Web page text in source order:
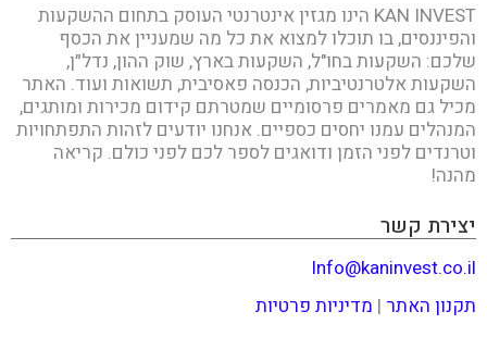
KAN INVEST הינו מגזין אינטרנטי העוסק בתחום ההשקעות
והפיננסים, בו תוכלו למצוא את כל מה שמעניין את הכסף
שלכם: השקעות בחו"ל, השקעות בארץ, שוק ההון, נדל״ן,
השקעות אלטרנטיביות, הכנסה פאסיבית, תשואות ועוד. האתר
מכיל גם מאמרים פרסומיים שמטרתם קידום מכירות ומותגים,
המנהלים עמנו יחסים כספיים. אנחנו יודעים לזהות התפתחויות
וטרנדים לפני הזמן ודואגים לספר לכם לפני כולם. קריאה
מהנה!
יצירת קשר
Info@kaninvest.co.il
תקנון האתר | מדיניות פרטיות